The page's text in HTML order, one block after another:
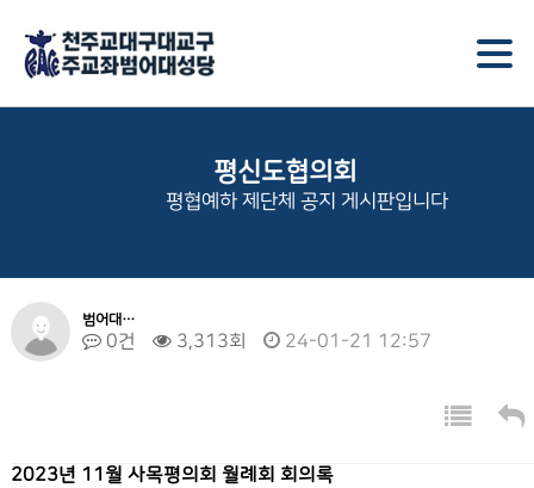
평신도협의회
평협예하 제단체 공지 게시판입니다
범어대…
0건 3,313회 24-01-21 12:57
2023년 11월 사목평의회 월례회 회의록